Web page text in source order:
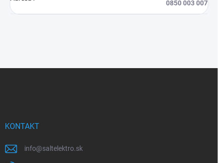
0850 003 007
KONTAKT
info@saltelektro.sk